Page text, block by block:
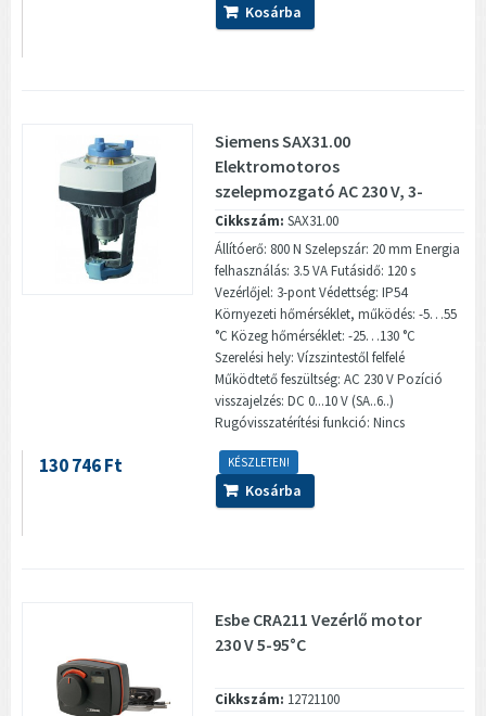
Kosárba
Siemens SAX31.00
Elektromotoros
szelepmozgató AC 230 V, 3-
pont, 120 s
Cikkszám: SAX31.00
Állítóerő: 800 N Szelepszár: 20 mm Energia
felhasználás: 3.5 VA Futásidő: 120 s
Vezérlőjel: 3-pont Védettség: IP54
Környezeti hőmérséklet, működés: -5…55
°C Közeg hőmérséklet: -25…130 °C
Szerelési hely: Vízszintestől felfelé
Működtető feszültség: AC 230 V Pozíció
visszajelzés: DC 0...10 V (SA..6..)
Rugóvisszatérítési funkció: Nincs
KÉSZLETEN!
130 746 Ft
Kosárba
Esbe CRA211 Vezérlő motor
230 V 5-95°C
Cikkszám: 12721100